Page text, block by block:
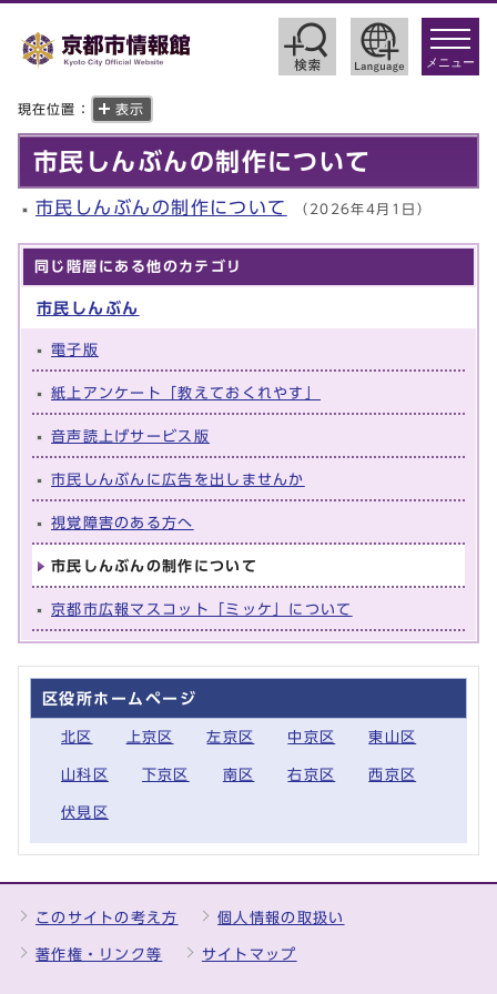
toggle
メニュー
現在位置： 表示
市民しんぶんの制作について
市民しんぶんの制作について （2026年4月1日）
同じ階層にある他のカテゴリ
市民しんぶん
電子版
紙上アンケート「教えておくれやす」
音声読上げサービス版
市民しんぶんに広告を出しませんか
視覚障害のある方へ
市民しんぶんの制作について
京都市広報マスコット「ミッケ」について
区役所ホームページ
北区 上京区 左京区 中京区 東山区
山科区 下京区 南区 右京区 西京区
伏見区
このサイトの考え方 個人情報の取扱い
著作権・リンク等 サイトマップ